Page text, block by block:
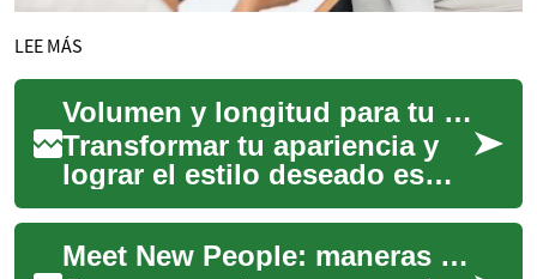
LEE MÁS
Volumen y longitud para tu look soñado.
Transformar tu apariencia y
lograr el estilo deseado es
más accesible de lo que
imaginas. Las pelucas
ofrecen una sol...
Meet New People: maneras prácticas para conectar en línea y en persona